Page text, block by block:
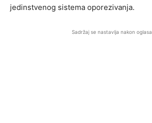
jedinstvenog sistema oporezivanja.
Sadržaj se nastavlja nakon oglasa